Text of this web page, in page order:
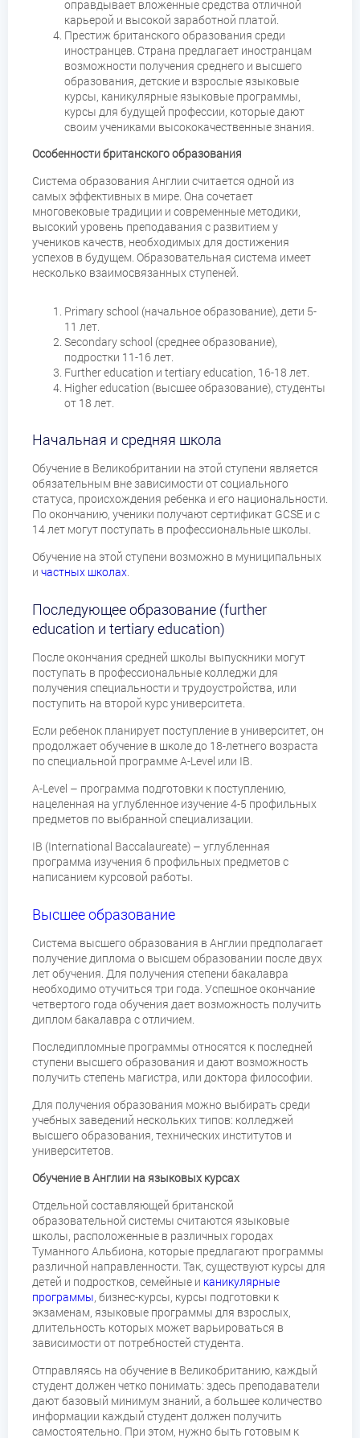
оправдывает вложенные средства отличной
карьерой и высокой заработной платой.
Престиж британского образования среди
иностранцев. Страна предлагает иностранцам
возможности получения среднего и высшего
образования, детские и взрослые языковые
курсы, каникулярные языковые программы,
курсы для будущей профессии, которые дают
своим учениками высококачественные знания.
Особенности британского образования
Система образования Англии считается одной из
самых эффективных в мире. Она сочетает
многовековые традиции и современные методики,
высокий уровень преподавания с развитием у
учеников качеств, необходимых для достижения
успехов в будущем. Образовательная система имеет
несколько взаимосвязанных ступеней.
Primary school (начальное образование), дети 5-
11 лет.
Secondary school (среднее образование),
подростки 11-16 лет.
Further education и tertiary education, 16-18 лет.
Higher education (высшее образование), студенты
от 18 лет.
Начальная и средняя школа
Обучение в Великобритании на этой ступени является
обязательным вне зависимости от социального
статуса, происхождения ребенка и его национальности.
По окончанию, ученики получают сертификат GCSE и с
14 лет могут поступать в профессиональные школы.
Обучение на этой ступени возможно в муниципальных
и частных школах.
Последующее образование (further
education и tertiary education)
После окончания средней школы выпускники могут
поступать в профессиональные колледжи для
получения специальности и трудоустройства, или
поступить на второй курс университета.
Если ребенок планирует поступление в университет, он
продолжает обучение в школе до 18-летнего возраста
по специальной программе A-Level или IB.
A-Level – программа подготовки к поступлению,
нацеленная на углубленное изучение 4-5 профильных
предметов по выбранной специализации.
IB (International Baccalaureate) – углубленная
программа изучения 6 профильных предметов с
написанием курсовой работы.
Высшее образование
Система высшего образования в Англии предполагает
получение диплома о высшем образовании после двух
лет обучения. Для получения степени бакалавра
необходимо отучиться три года. Успешное окончание
четвертого года обучения дает возможность получить
диплом бакалавра с отличием.
Последипломные программы относятся к последней
ступени высшего образования и дают возможность
получить степень магистра, или доктора философии.
Для получения образования можно выбирать среди
учебных заведений нескольких типов: колледжей
высшего образования, технических институтов и
университетов.
Обучение в Англии на языковых курсах
Отдельной составляющей британской
образовательной системы считаются языковые
школы, расположенные в различных городах
Туманного Альбиона, которые предлагают программы
различной направленности. Так, существуют курсы для
детей и подростков, семейные и каникулярные
программы, бизнес-курсы, курсы подготовки к
экзаменам, языковые программы для взрослых,
длительность которых может варьироваться в
зависимости от потребностей студента.
Отправляясь на обучение в Великобританию, каждый
студент должен четко понимать: здесь преподаватели
дают базовый минимум знаний, а большее количество
информации каждый студент должен получить
самостоятельно. При этом, нужно быть готовым к